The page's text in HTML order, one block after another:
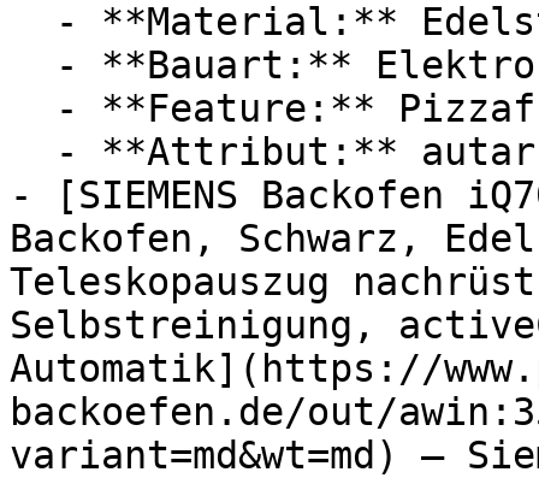
- [SIEMENS Backofen
Backofen, Schwarz,
Teleskopauszug
Selbstreinigung,
Automatik](https://
backoefen.de/out/
variant=md&wt=md) —